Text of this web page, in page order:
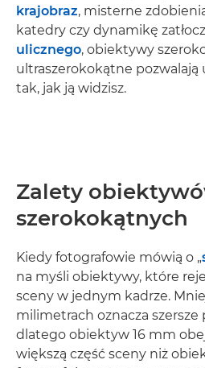
krajobraz, misterne
katedry czy dynamikę
ulicznego, obiektywy
ultraszerokokątne pozwalają
tak, jak ją widzisz.
Zalety
szerokokątnych
Kiedy fotografowie mówią o „
na myśli obiektywy, które
sceny w jednym kadrze.
milimetrach oznacza szersze
dlatego obiektyw 16 mm
większą część sceny niż